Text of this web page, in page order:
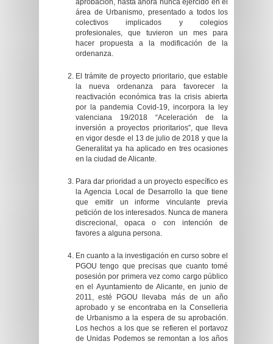
aprobación, hasta ahora nunca ejercido en el
área de Urbanismo, presentado a todos los
colectivos implicados y colegios
profesionales, que tuvieron un mes para
hacer propuesta a la modificación de la
ordenanza.
El trámite de proyecto prioritario, que estable
la nueva ordenanza para favorecer la
reactivación económica tras la crisis abierta
por la pandemia Covid-19, incorpora la ley
valenciana 19/2018 “Aceleración de la
inversión a proyectos prioritarios”, que lleva
en vigor desde el 13 de julio de 2018 y que la
Generalitat ya ha aplicado en tres ocasiones
en la ciudad de Alicante.
Para dar prioridad a un proyecto específico es
la Agencia Local de Desarrollo la que tiene
que emitir un informe vinculante previa
petición de los interesados. Nunca de manera
discrecional, opaca o con intención de
favores a alguna persona.
En cuanto a la investigación en curso sobre el
PGOU tengo que precisas que cuanto tomé
posesión por primera vez como cargo público
en el Ayuntamiento de Alicante, en junio de
2011, esté PGOU llevaba más de un año
aprobado y se encontraba en la Conselleria
de Urbanismo a la espera de su aprobación.
Los hechos a los que se refieren el portavoz
de Unidas Podemos se remontan a los años